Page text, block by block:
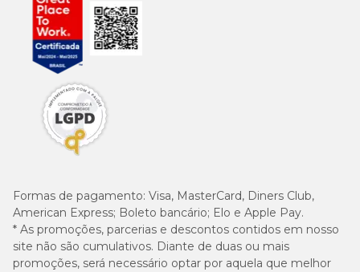
Formas de pagamento: Visa, MasterCard, Diners Club,
American Express; Boleto bancário; Elo e Apple Pay.
* As promoções, parcerias e descontos contidos em nosso
site não são cumulativos. Diante de duas ou mais
promoções, será necessário optar por aquela que melhor